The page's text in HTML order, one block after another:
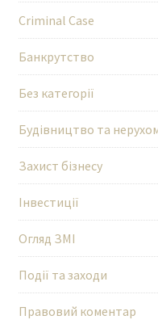
Criminal Case
Банкрутство
Без категорії
Будівництво та
Захист бізнесу
Інвестиції
Огляд ЗМІ
Події та заходи
Правовий коментар